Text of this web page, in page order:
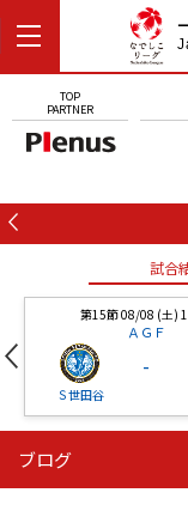
TOP
PARTNER
試合
第15節 08/08 (土)
ＡＧＦ
Ｓ世田谷
-
ニッパツ
ブログ